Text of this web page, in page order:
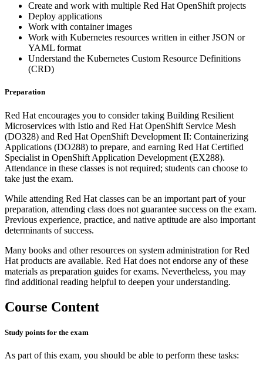
Create and work with multiple Red Hat OpenShift projects
Deploy applications
Work with container images
Work with Kubernetes resources written in either JSON or
YAML format
Understand the Kubernetes Custom Resource Definitions
(CRD)
Preparation
Red Hat encourages you to consider taking Building Resilient
Microservices with Istio and Red Hat OpenShift Service Mesh
(DO328) and Red Hat OpenShift Development II: Containerizing
Applications (DO288) to prepare, and earning Red Hat Certified
Specialist in OpenShift Application Development (EX288).
Attendance in these classes is not required; students can choose to
take just the exam.
While attending Red Hat classes can be an important part of your
preparation, attending class does not guarantee success on the exam.
Previous experience, practice, and native aptitude are also important
determinants of success.
Many books and other resources on system administration for Red
Hat products are available. Red Hat does not endorse any of these
materials as preparation guides for exams. Nevertheless, you may
find additional reading helpful to deepen your understanding.
Course Content
Study points for the exam
As part of this exam, you should be able to perform these tasks: